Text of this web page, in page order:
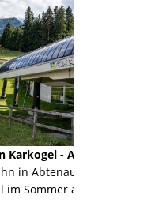
- Salzburg
Kombibahn
im Winter in